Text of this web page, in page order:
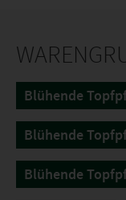
Blühende
Blühende
Blühende